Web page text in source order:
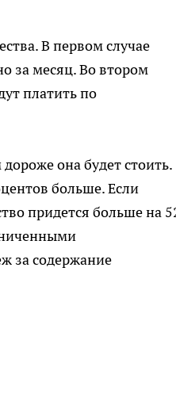
В первом случае
за месяц. Во втором
платить по
она будет стоить.
больше. Если
придется больше на
за содержание